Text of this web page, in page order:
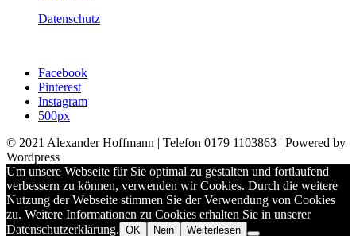
Datenschutz
Facebook
Pinterest
Instagram
500px
© 2021 Alexander Hoffmann | Telefon 0179 1103863 | Powered by
Wordpress
Um unsere Webseite für Sie optimal zu gestalten und fortlaufend
verbessern zu können, verwenden wir Cookies. Durch die weitere
Nutzung der Webseite stimmen Sie der Verwendung von Cookies
zu. Weitere Informationen zu Cookies erhalten Sie in unserer
Datenschutzerklärung. OK Nein Weiterlesen